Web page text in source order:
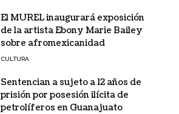
El MUREL inaugurará exposición
de la artista Ebony Marie Bailey
sobre afromexicanidad
CULTURA
Sentencian a sujeto a 12 años de
prisión por posesión ilícita de
petrolíferos en Guanajuato